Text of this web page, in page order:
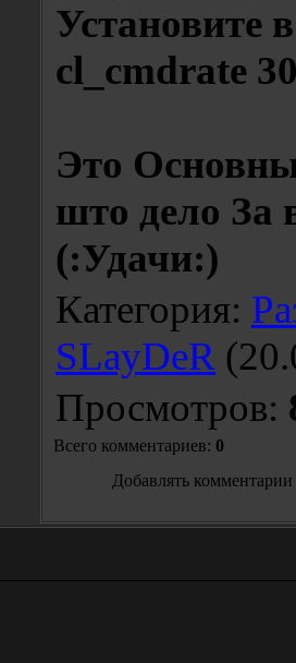
Установите
cl_cmdrate
Это
што дело За
(:Удачи:)
Категория:
SLayDeR
Просмотров:
Всего комментариев: 0
Добавлять